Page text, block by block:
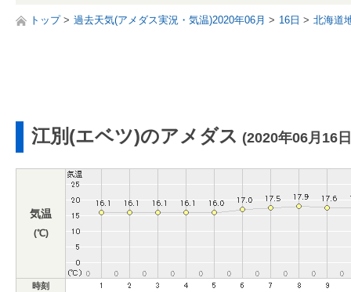
トップ 過去天気(アメダス実況・気温)2020年06月 16日 北海道
江別(エベツ)のアメダス (2020年06月16
気温
(℃)
時刻